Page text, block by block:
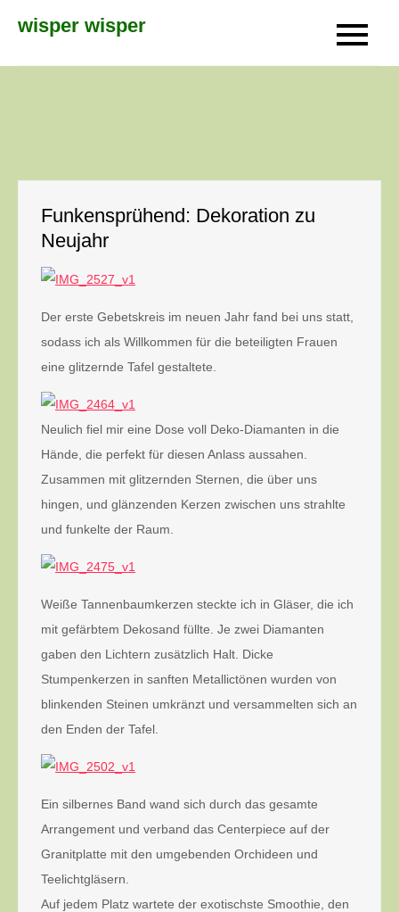
wisper wisper
Funkensprühend: Dekoration zu
Neujahr
Der erste Gebetskreis im neuen Jahr fand bei uns statt,
sodass ich als Willkommen für die beteiligten Frauen
eine glitzernde Tafel gestaltete.
Neulich fiel mir eine Dose voll Deko-Diamanten in die
Hände, die perfekt für diesen Anlass aussahen.
Zusammen mit glitzernden Sternen, die über uns
hingen, und glänzenden Kerzen zwischen uns strahlte
und funkelte der Raum.
Weiße Tannenbaumkerzen steckte ich in Gläser, die ich
mit gefärbtem Dekosand füllte. Je zwei Diamanten
gaben den Lichtern zusätzlich Halt. Dicke
Stumpenkerzen in sanften Metallictönen wurden von
blinkenden Steinen umkränzt und versammelten sich an
den Enden der Tafel.
Ein silbernes Band wand sich durch das gesamte
Arrangement und verband das Centerpiece auf der
Granitplatte mit den umgebenden Orchideen und
Teelichtgläsern.
Auf jedem Platz wartete der exotischste Smoothie, den